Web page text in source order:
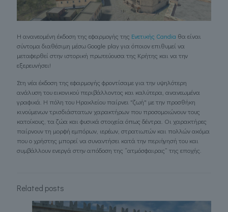
Η ανανεομένη έκδοση της εφαρμογής της Ενετικής Candia θα είναι
σύντομα διαθέσιμη μέσω Google play για όποιον επιθυμεί να
μεταφερθεί στην ιστορική πρωτεύουσα της Κρήτης και να την
εξερευνήσει!
Στη νέα έκδοση της εφαρμογής φροντίσαμε για την υψηλότερη
ανάλυση του εικονικού περιβάλλοντος και καλύτερα, ανανεωμένα
γραφικά. Η πόλη του Ηρακλείου παίρνει "ζωή" με την προσθήκη
κινούμενων τρισδιάστατων χαρακτήρων που προσομοιώνουν τους
κατοίκους, τα ζώα και φυσικά στοιχεία όπως δέντρα. Οι χαρακτήρες
παίρνουν τη μορφή εμπόρων, ιερέων, στρατιωτών και πολλών ακόμα
που ο χρήστης μπορεί να συναντήσει κατά την περιήγησή του και
συμβάλλουν ενεργά στην απόδοση της “ατμόσφαιρας” της εποχής.
Related posts